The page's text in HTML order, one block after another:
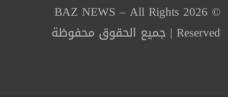
© 2026 BAZ NEWS – All Rights
Reserved | جميع الحقوق محفوظة